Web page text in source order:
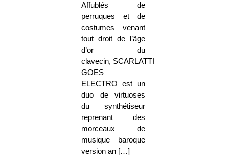
Affublés de
perruques et de
costumes venant
tout droit de l’âge
d’or du
clavecin, SCARLATTI
GOES
ELECTRO est un
duo de virtuoses
du synthétiseur
reprenant des
morceaux de
musique baroque
version an […]